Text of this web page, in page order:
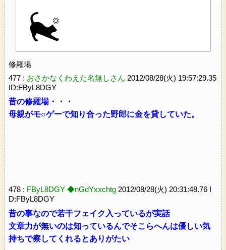
修羅場
477 : おさかなくわえた名無しさん 2012/08/28(火) 19:57:29.35
ID:FByL8DGY
昔の修羅場・・・
母親がモ○ゲーで知り合った野郎に金を貸していた。
478 : FByL8DGY ◆nGdYxxchtg 2012/08/28(火) 20:31:48.76 I
D:FByL8DGY
昔の事なので若干フェイク入っているが実話
文章力が無いのは知っているんでそこらへんは優しい気
持ちで察してくれるとありがたい